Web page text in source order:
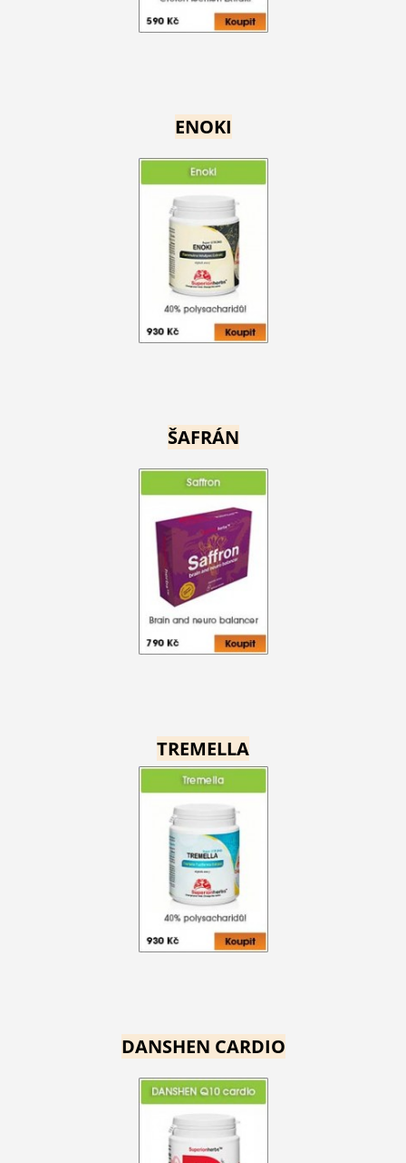
ENOKI
ŠAFRÁN
TREMELLA
DANSHEN CARDIO